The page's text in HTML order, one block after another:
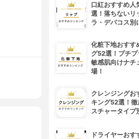
口紅おすすめ人
選！落ちないリ
ラ・デパコス別
化粧下地おすす
グ52選！プチプ
敏感肌向けナチ
場！
クレンジングお
キング52選！
スチャータイプ
ドライヤーお